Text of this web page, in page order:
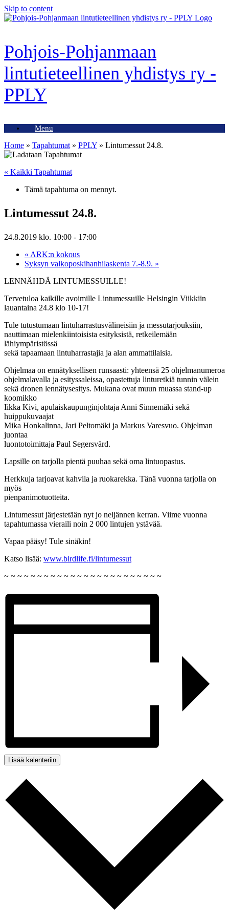
Skip to content
Pohjois-Pohjanmaan
lintutieteellinen yhdistys ry -
PPLY
Menu
Home » Tapahtumat » PPLY » Lintumessut 24.8.
« Kaikki Tapahtumat
Tämä tapahtuma on mennyt.
Lintumessut 24.8.
24.8.2019 klo. 10:00 - 17:00
« ARK:n kokous
Syksyn valkoposkihanhilaskenta 7.-8.9. »
LENNÄHDÄ LINTUMESSUILLE!
Tervetuloa kaikille avoimille Lintumessuille Helsingin Viikkiin
lauantaina 24.8 klo 10-17!
Tule tutustumaan lintuharrastusvälineisiin ja messutarjouksiin,
nauttimaan mielenkiintoisista esityksistä, retkeilemään
lähiympäristössä
sekä tapaamaan lintuharrastajia ja alan ammattilaisia.
Ohjelmaa on ennätyksellisen runsaasti: yhteensä 25 ohjelmanumeroa
ohjelmalavalla ja esityssaleissa, opastettuja linturetkiä tunnin välein
sekä dronen lennätysesitys. Mukana ovat muun muassa stand-up
koomikko
Iikka Kivi, apulaiskaupunginjohtaja Anni Sinnemäki sekä
huippukuvaajat
Mika Honkalinna, Jari Peltomäki ja Markus Varesvuo. Ohjelman
juontaa
luontotoimittaja Paul Segersvärd.
Lapsille on tarjolla pientä puuhaa sekä oma lintuopastus.
Herkkuja tarjoavat kahvila ja ruokarekka. Tänä vuonna tarjolla on
myös
pienpanimotuotteita.
Lintumessut järjestetään nyt jo neljännen kerran. Viime vuonna
tapahtumassa vieraili noin 2 000 lintujen ystävää.
Vapaa pääsy! Tule sinäkin!
Katso lisää: www.birdlife.fi/lintumessut
~ ~ ~ ~ ~ ~ ~ ~ ~ ~ ~ ~ ~ ~ ~ ~ ~ ~ ~ ~ ~ ~ ~ ~
Lisää kalenteriin